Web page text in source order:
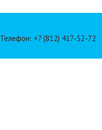
Телефон: +7 (812) 417-52-72